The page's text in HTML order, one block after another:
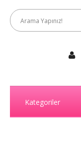
Kategoriler